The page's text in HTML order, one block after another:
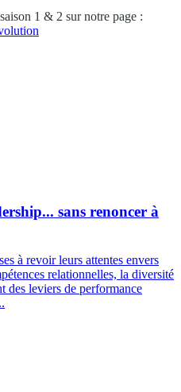
1 & 2 sur notre page :
sans renoncer à
à revoir leurs attentes envers
relationnelles, la diversité
des leviers de performance